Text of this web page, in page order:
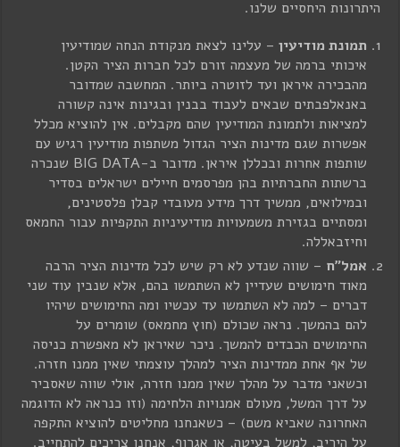
היתרונות היחסיים שלנו.
תמונת מודיעין – עלינו לצאת מנקודת הנחה שמודיעין
איכותי ברמה של מעצמה זורם לכל חברות הציר הקטן.
מהבכירה איראן ועד לזוטרה ביותר. המחשבה שמדובר
באנאלפבתים שבאים לעבוד בבנין ובגינות אינה קשורה
למציאות ולתמונת המודיעין שהם מקבלים. אין להוציא מכלל
אפשרות שגם מדינות הציר הגדול משתפות מודיעין רגיש עם
שותפות אחרות ובכללן איראן. מדובר ב-BIG DATA שנכרה
ברשתות החברתיות בהן מפרסמים חיילים ישראלים בסדיר
ובמילואים, ממשיך דרך מידע מעובדי קבלן פלסטינים,
ומסתיים בגזירת משמעויות מודיעיניות התקפיות עבור החמאס
וחיזבאללה.
אמל"ח – שווה שנדע לא רק שיש לכל מדינות הציר הרבה
מאוד חימושים שעדיין לא השתמשו בהם, אלא שנבין עוד שני
דברים – למה לא השתמשו עד עכשיו ומה החימושים שיהיו
להם בהמשך. נראה שכולם (חוץ מחמאס) שומרים על
החימושים הכבדים להמשך. ניכר שאיראן לא מאפשרת כניסה
של אף אחת ממדינות הציר למהלך עוצמתי שאין ממנו חזרה.
וכשאני מדבר על מהלך שאין ממנו חזרה, אולי שווה שאסביר
על דרך המשל, מעולם אמנויות הלחימה (וזו כנראה לא הדוגמה
האחרונה שאביא משם) – כשאנחנו מחליטים להוציא התקפה
על היריב, למשל בעיטה, או אגרוף, אנחנו צריכים להתחייב.